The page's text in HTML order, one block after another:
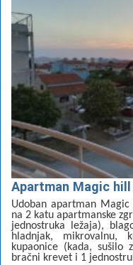
Apartman Magic hill
Udoban apartman
na 2 katu apartmanske
jednostruka ležaja),
hladnjak, mikrovalnu,
kupaonice (kada, sušilo
bračni krevet i 1